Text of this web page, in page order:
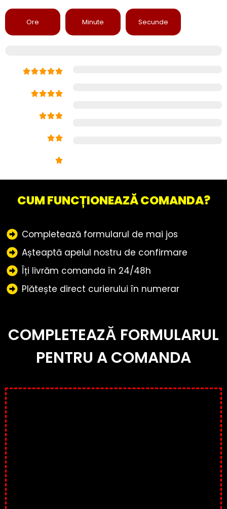
Ore Minute Secunde
CUM FUNCȚIONEAZĂ COMANDA?
Completează formularul de mai jos
Așteaptă apelul nostru de confirmare
Îți livrăm comanda în 24/48h
Plătește direct curierului în numerar
COMPLETEAZĂ FORMULARUL
PENTRU A COMANDA